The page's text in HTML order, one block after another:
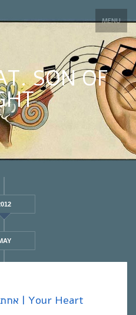
MENU
SON OF
אחת ששומעת #192 | 6/8/15 | Your Heart